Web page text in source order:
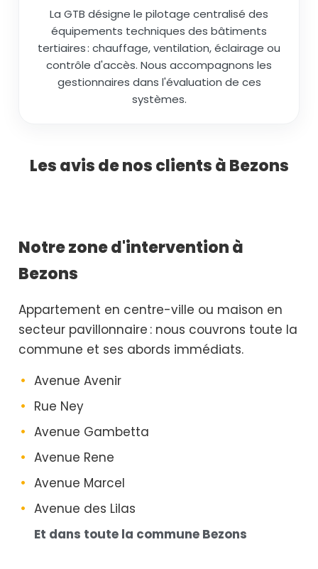
La GTB désigne le pilotage centralisé des
équipements techniques des bâtiments
tertiaires : chauffage, ventilation, éclairage ou
contrôle d'accès. Nous accompagnons les
gestionnaires dans l'évaluation de ces
systèmes.
Les avis de nos clients à Bezons
Notre zone d'intervention à
Bezons
Appartement en centre-ville ou maison en
secteur pavillonnaire : nous couvrons toute la
commune et ses abords immédiats.
Avenue Avenir
Rue Ney
Avenue Gambetta
Avenue Rene
Avenue Marcel
Avenue des Lilas
Et dans toute la commune Bezons